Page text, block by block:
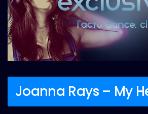
Joanna Rays – My